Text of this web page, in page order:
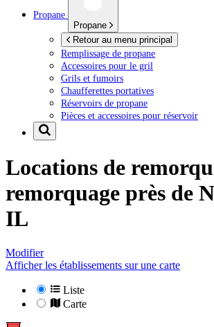
Propane
Propane
Retour au menu principal
Remplissage de propane
Accessoires pour le gril
Grils et fumoirs
Chaufferettes portatives
Réservoirs de propane
Pièces et accessoires pour réservoir
Locations de
remorquage près de
IL
Modifier
Afficher les établissements sur une carte
Liste
Carte